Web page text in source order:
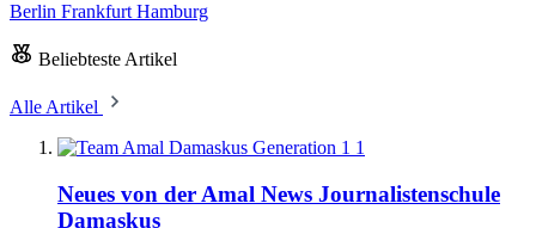
Berlin Frankfurt Hamburg
Beliebteste Artikel
Alle Artikel
1
Neues von der Amal News Journalistenschule
Damaskus